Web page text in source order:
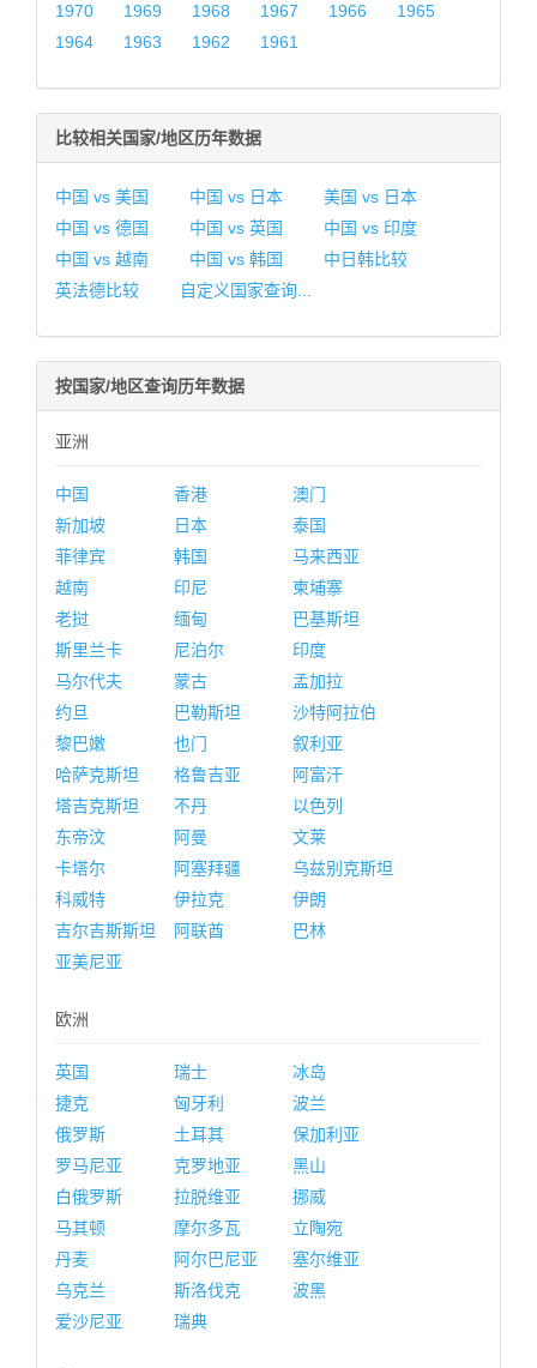
1970
1969 1968 1967 1966
1965
1964
1963 1962 1961
比较相关国家/地区历年数据
中国 vs 美国 中国 vs 日本
美国 vs 日本
中国 vs 德国
中国 vs 英国
中国 vs 印度
中国 vs 越南
中国 vs 韩国
中日韩比较
英法德比较
自定义国家查询...
按国家/地区查询历年数据
亚洲
中国 香港
澳门
新加坡
日本
泰国
菲律宾
韩国
马来西亚
越南
印尼
柬埔寨
老挝
缅甸
巴基斯坦
斯里兰卡
尼泊尔
印度
马尔代夫
蒙古
孟加拉
约旦
巴勒斯坦
沙特阿拉伯
黎巴嫩
也门
叙利亚
哈萨克斯坦
格鲁吉亚
阿富汗
塔吉克斯坦
不丹
以色列
东帝汶
阿曼
文莱
卡塔尔
阿塞拜疆
乌兹别克斯坦
科威特
伊拉克
伊朗
吉尔吉斯斯坦
阿联酋
巴林
亚美尼亚
欧洲
英国 瑞士
冰岛
捷克
匈牙利
波兰
俄罗斯
土耳其
保加利亚
罗马尼亚
克罗地亚
黑山
白俄罗斯
拉脱维亚
挪威
马其顿
摩尔多瓦
立陶宛
丹麦
阿尔巴尼亚
塞尔维亚
乌克兰
斯洛伐克
波黑
爱沙尼亚
瑞典